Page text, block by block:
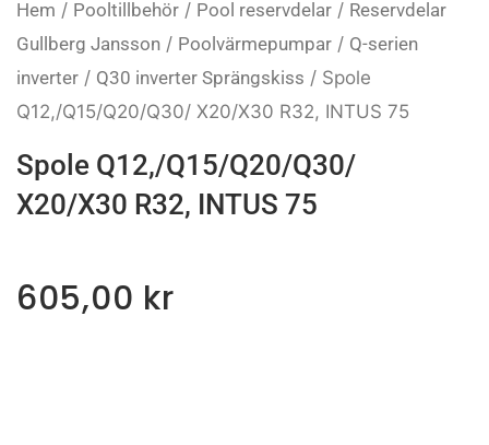
Hem / Pooltillbehör / Pool reservdelar / Reservdelar
Gullberg Jansson / Poolvärmepumpar / Q-serien
inverter / Q30 inverter Sprängskiss / Spole
Q12,/Q15/Q20/Q30/ X20/X30 R32, INTUS 75
Spole Q12,/Q15/Q20/Q30/
X20/X30 R32, INTUS 75
605,00 kr